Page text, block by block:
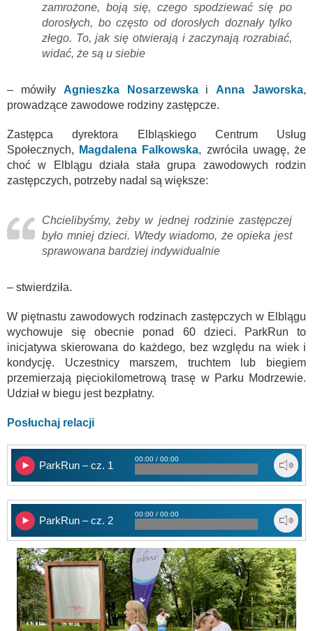
zamrożone, boją się, czego spodziewać się po
dorosłych, bo często od dorosłych doznały tylko
złego. To, jak się otwierają i zaczynają rozrabiać,
widać, że są u siebie
– mówiły Agnieszka NosarzewskaiAnna Jaworska,
prowadzące zawodowe rodziny zastępcze.
Zastępca dyrektora Elbląskiego Centrum Usług
Społecznych,
Magdalena Falkowska, zwróciła uwagę, że
choć w Elblągu działa stała grupa zawodowych rodzin
zastępczych, potrzeby nadal są większe:
Chcielibyśmy, żeby w jednej rodzinie zastępczej
było mniej dzieci. Wtedy wiadomo, że opieka jest
sprawowana bardziej indywidualnie
– stwierdziła.
W piętnastu zawodowych rodzinach zastępczych w Elblągu
wychowuje się obecnie ponad 60 dzieci. ParkRun to
inicjatywa skierowana do każdego, bez względu na wiek i
kondycję. Uczestnicy marszem, truchtem lub biegiem
przemierzają pięciokilometrową trasę w Parku Modrzewie.
Udział w biegu jest bezpłatny.
Posłuchaj relacji
ParkRun – cz. 1
00:00 / 00:00
ParkRun – cz. 2
00:00 / 00:00